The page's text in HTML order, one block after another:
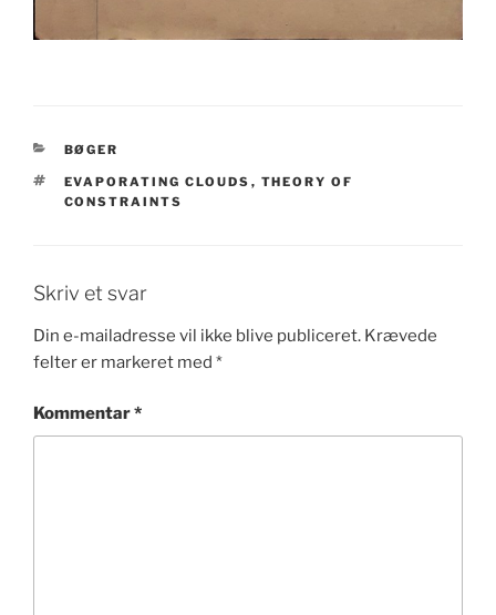
KATEGORIER
BØGER
TAGS
EVAPORATING CLOUDS , THEORY OF
CONSTRAINTS
Skriv et svar
Din e-mailadresse vil ikke blive publiceret. Krævede
felter er markeret med *
Kommentar*